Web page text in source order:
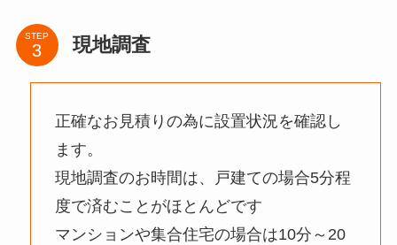
STEP 現地調査
正確なお見積りの為に設置状況を確認し
ます。
現地調査のお時間は、戸建ての場合5分程
度で済むことがほとんどです
マンションや集合住宅の場合は10分～20